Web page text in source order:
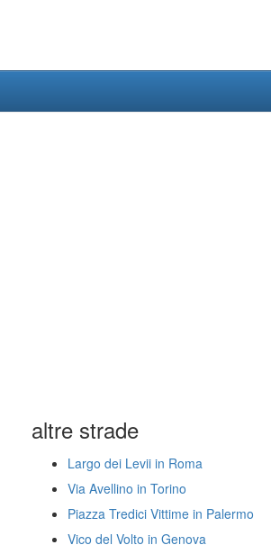
altre strade
Largo dei Levii in Roma
Via Avellino in Torino
Piazza Tredici Vittime in Palermo
Vico del Volto in Genova